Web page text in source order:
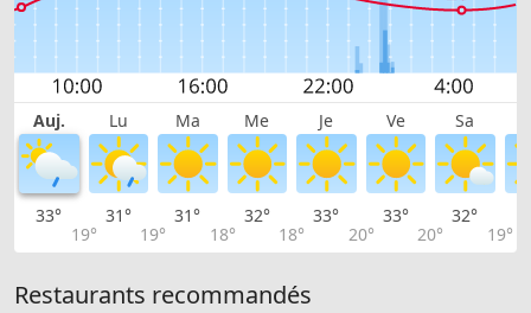
Auj. Lu Ma Me Je Ve Sa
33°
19°
31°
19°
31°
18°
32°
18°
33°
20°
33°
20°
32°
19°
Restaurants recommandés